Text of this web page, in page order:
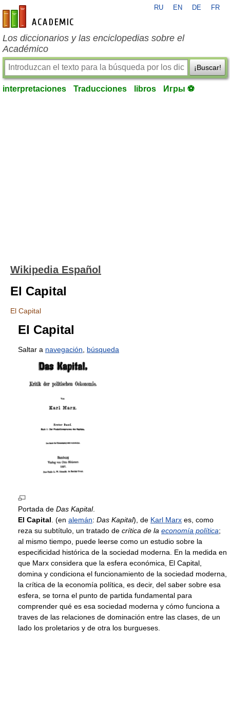
es-academic.com
RU EN DE FR
Los diccionarios y las enciclopedias sobre el
Académico
¡Buscar!
interpretaciones Traducciones libros Игры ⚽
Wikipedia Español
El Capital
El Capital
El Capital
Saltar a navegación búsqueda
Portada de Das Kapital.
El Capital . (en alemán: Das Kapital), de Karl Marx es, como
reza su subtítulo, un tratado de crítica de la economía política;
al mismo tiempo, puede leerse como un estudio sobre la
especificidad histórica de la sociedad moderna. En la medida en
que Marx considera que la esfera económica, El Capital,
domina y condiciona el funcionamiento de la sociedad moderna,
la crítica de la economía política, es decir, del saber sobre esa
esfera, se torna el punto de partida fundamental para
comprender qué es esa sociedad moderna y cómo funciona a
traves de las relaciones de dominación entre las clases, de un
lado los proletarios y de otra los burgueses.